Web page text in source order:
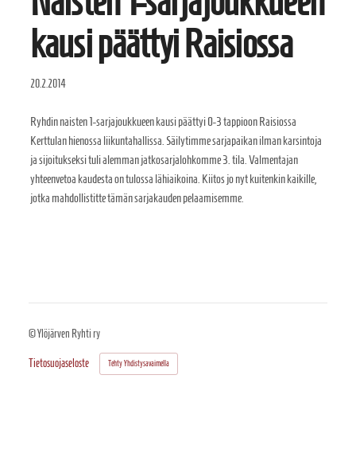
kausi päättyi Raisiossa
20.2.2014
Ryhdin naisten 1-sarjajoukkueen kausi päättyi 0-3 tappioon Raisiossa
Kerttulan hienossa liikuntahallissa. Säilytimme sarjapaikan ilman karsintoja
ja sijoitukseksi tuli alemman jatkosarjalohkomme 3. tila. Valmentajan
yhteenvetoa kaudesta on tulossa lähiaikoina. Kiitos jo nyt kuitenkin kaikille,
jotka mahdollistitte tämän sarjakauden pelaamisemme.
©Ylöjärven Ryhti ry
Tietosuojaseloste Tehty Yhdistysavaimella